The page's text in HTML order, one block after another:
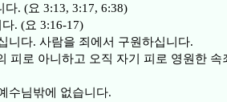
. (요 3:13, 3:17, 6:38)
. (요 3:16-17)
니다. 사람을 죄에서 구원하십니다.
피로 아니하고 오직 자기 피로 영원한 속
수님밖에 없습니다.